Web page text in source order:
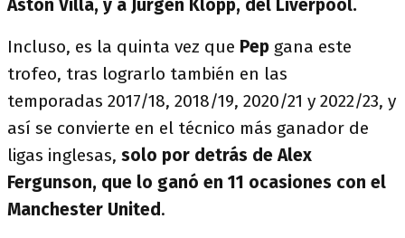
Aston Villa, y a Jürgen Klopp, del Liverpool.
Incluso, es la quinta vez que Pep gana este
trofeo, tras lograrlo también en las
temporadas 2017/18, 2018/19, 2020/21 y 2022/23, y
así se convierte en el técnico más ganador de
ligas inglesas, solo por detrás de Alex
Fergunson, que lo ganó en 11 ocasiones con el
Manchester United.